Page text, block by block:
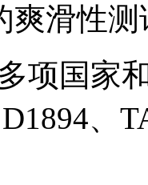
爽滑性测
项国家
、